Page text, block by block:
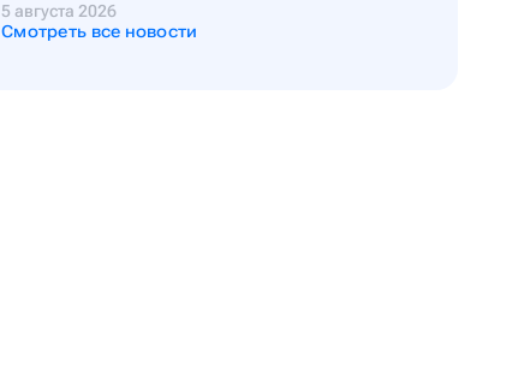
5 августа 2026
Смотреть все новости